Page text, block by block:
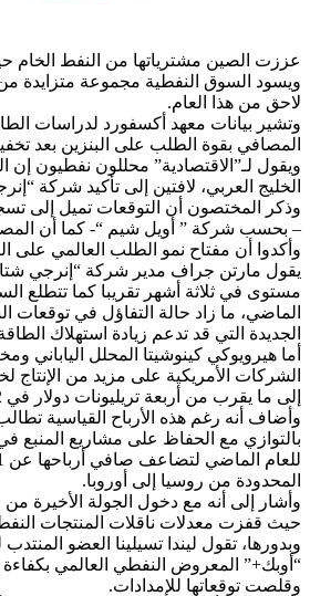
عززت الصين مشترياتها من النفط الخام
لاحق من هذا العام.
وتشير بيانات معهد أكسفورد لدراسات
المصافي بقوة الطلب على البنزين بعد
ويقول لـ”الاقتصادية” محللون نفطيون
الخليج العربي، لافتين إلى تأكيد شركة
وذكر المختصون أن التوقعات تميل إلى
– بحسب شركة ” أويل شيم “- كما أن
يقول مارتن جراف مدير شركة “إنرجي
مستوى في ثلاثة أشهر تقريبا كما تتطلع
الجديدة التي قد تدعم زيادة استهلاك
أما هيرويوكي كينوشيتا المحلل
إلى ما يقرب من أربعة تريليونات دولار في 2022.
وأضاف أنه رغم هذه الأرباح القياسية
بالتوازي مع الحفاظ على مشاريع المنبع
المحدودة من روسيا إلى أوروبا.
حيث قفزت معدلات ناقلات المنتجات النفطية بنسبة 400 في المائة بسبب
وبدورها، تقول ليندا تسيلينا العضو
“أوبك+” المعروض النفطي العالمي
وقلصت توقعاتها للإمدادات.